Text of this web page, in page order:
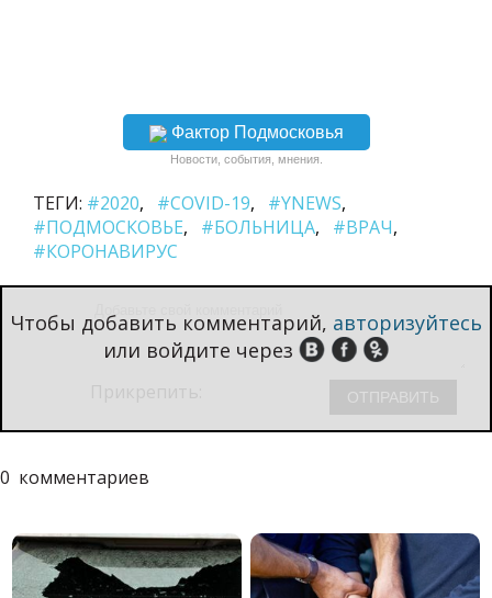
Фактор Подмосковья
Новости, события, мнения.
ТЕГИ: #2020 #COVID-19
#YNEWS
#ПОДМОСКОВЬЕ
#БОЛЬНИЦА
#ВРАЧ
#КОРОНАВИРУС
Чтобы добавить комментарий, авторизуйтесь
или войдите через
0 комментариев